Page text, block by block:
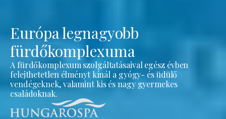
Európa legnagyobb
fürdőkomplexuma
A fürdőkomplexum szolgáltatásaival egész évben
felejthetetlen élményt kínál a gyógy- és üdülő
vendégeknek, valamint kis és nagy gyermekes
családoknak.